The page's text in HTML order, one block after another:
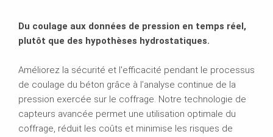
Du coulage aux données de pression en temps réel,
plutôt que des hypothèses hydrostatiques.
Améliorez la sécurité et l'efficacité pendant le processus
de coulage du béton grâce à l’analyse continue de la
pression exercée sur le coffrage. Notre technologie de
capteurs avancée permet une utilisation optimale du
coffrage, réduit les coûts et minimise les risques de